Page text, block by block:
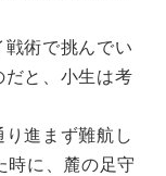
術で挑んでい
だと、小生は考
進まず難航し
時に、麓の足守